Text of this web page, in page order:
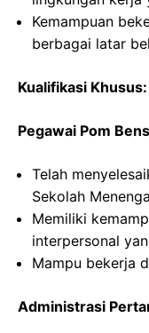
Kemampuan
berbagai latar
Kualifikasi Khusus:
Pegawai Pom
Telah
Sekolah
Memiliki
interpersonal
Mampu bekerja
Administrasi